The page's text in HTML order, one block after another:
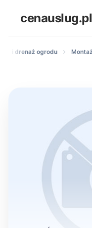
cenauslug.pl
i drenaż ogrodu